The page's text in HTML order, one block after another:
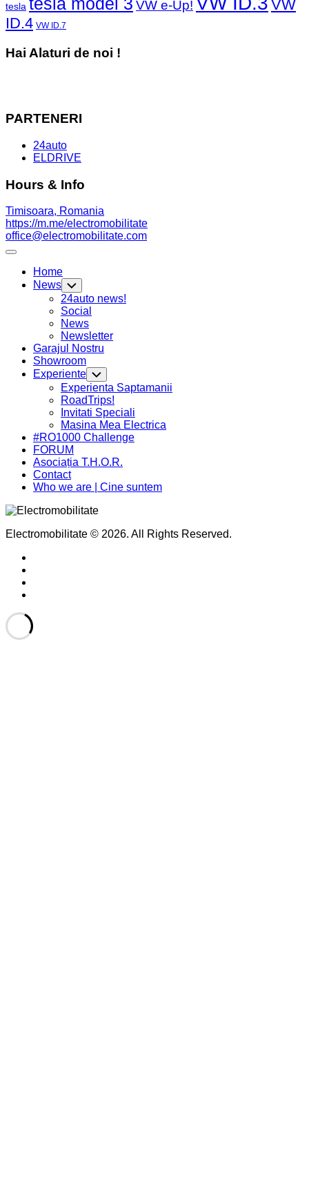
tesla VW e-Up!
VW
ID.4 VW ID.7
Hai Alaturi de noi !
PARTENERI
24auto
ELDRIVE
Hours & Info
Timisoara, Romania
https://m.me/electromobilitate
office@electromobilitate.com
Expand
Home
News Toggle
Child
Menu
24auto news!
Social
News
Newsletter
Garajul Nostru
Showroom
Experiente Toggle
Child
Menu
Current
Page
Parent
Experienta Saptamanii
RoadTrips!
Invitati Speciali
Current
Page
Parent
Masina Mea Electrica
#RO1000 Challenge
FORUM
Asociația T.H.O.R.
Contact
Who we are | Cine suntem
Electromobilitate © 2026. All Rights Reserved.